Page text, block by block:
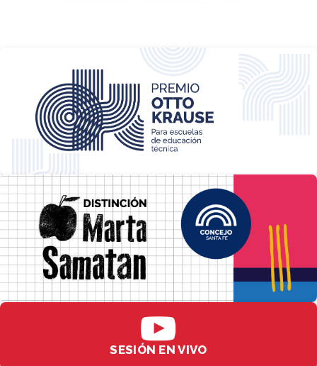
SESIÓN EN VIVO